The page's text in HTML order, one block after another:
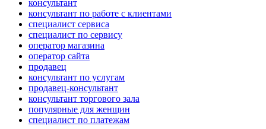
консультант
консультант по работе с клиентами
специалист сервиса
специалист по сервису
оператор магазина
оператор сайта
продавец
консультант по услугам
продавец-консультант
консультант торгового зала
популярные для женщин
специалист по платежам